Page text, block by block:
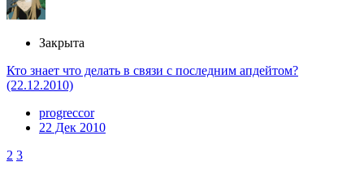
Закрыта
Кто знает что делать в связи с последним апдейтом?
(22.12.2010)
progreccor
22 Дек 2010
2 3